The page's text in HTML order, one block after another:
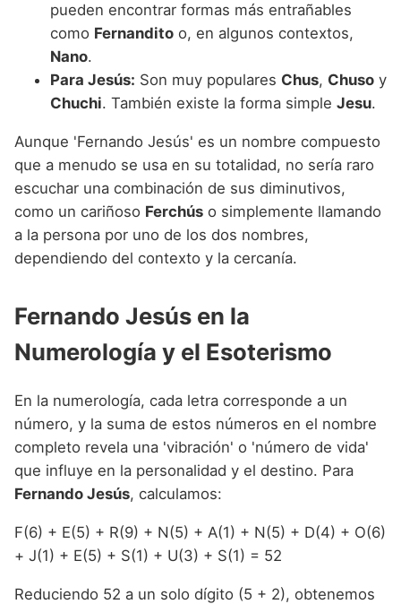
pueden encontrar formas más entrañables
como Fernandito o, en algunos contextos,
Nano.
Para Jesús: Son muy populares Chus, Chuso y
Chuchi. También existe la forma simple Jesu.
Aunque 'Fernando Jesús' es un nombre compuesto
que a menudo se usa en su totalidad, no sería raro
escuchar una combinación de sus diminutivos,
como un cariñoso Ferchús o simplemente llamando
a la persona por uno de los dos nombres,
dependiendo del contexto y la cercanía.
Fernando Jesús en la
Numerología y el Esoterismo
En la numerología, cada letra corresponde a un
número, y la suma de estos números en el nombre
completo revela una 'vibración' o 'número de vida'
que influye en la personalidad y el destino. Para
Fernando Jesús, calculamos:
F(6) + E(5) + R(9) + N(5) + A(1) + N(5) + D(4) + O(6)
+ J(1) + E(5) + S(1) + U(3) + S(1) = 52
Reduciendo 52 a un solo dígito (5 + 2), obtenemos